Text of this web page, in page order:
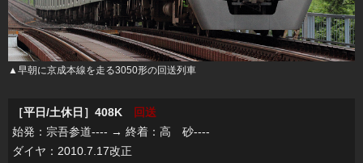
▲早朝に京成本線を走る3050形の回送列車
［平日/土休日］408K
回送
始発：宗吾参道---- → 終着：高 砂----
ダイヤ：2010.7.17改正